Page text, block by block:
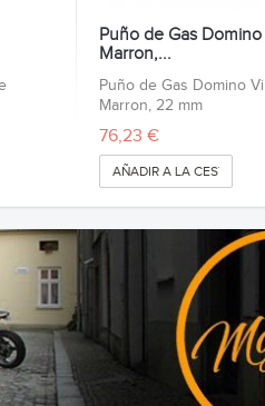
Puño de Gas
Marron,...
Puño de Gas Domino
Marron, 22 mm
76,23 €
AÑADIR A LA CESTA